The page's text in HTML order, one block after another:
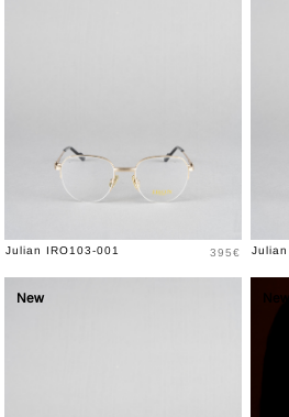
Julian IRO103-001 Prix
395€ Julian
New New